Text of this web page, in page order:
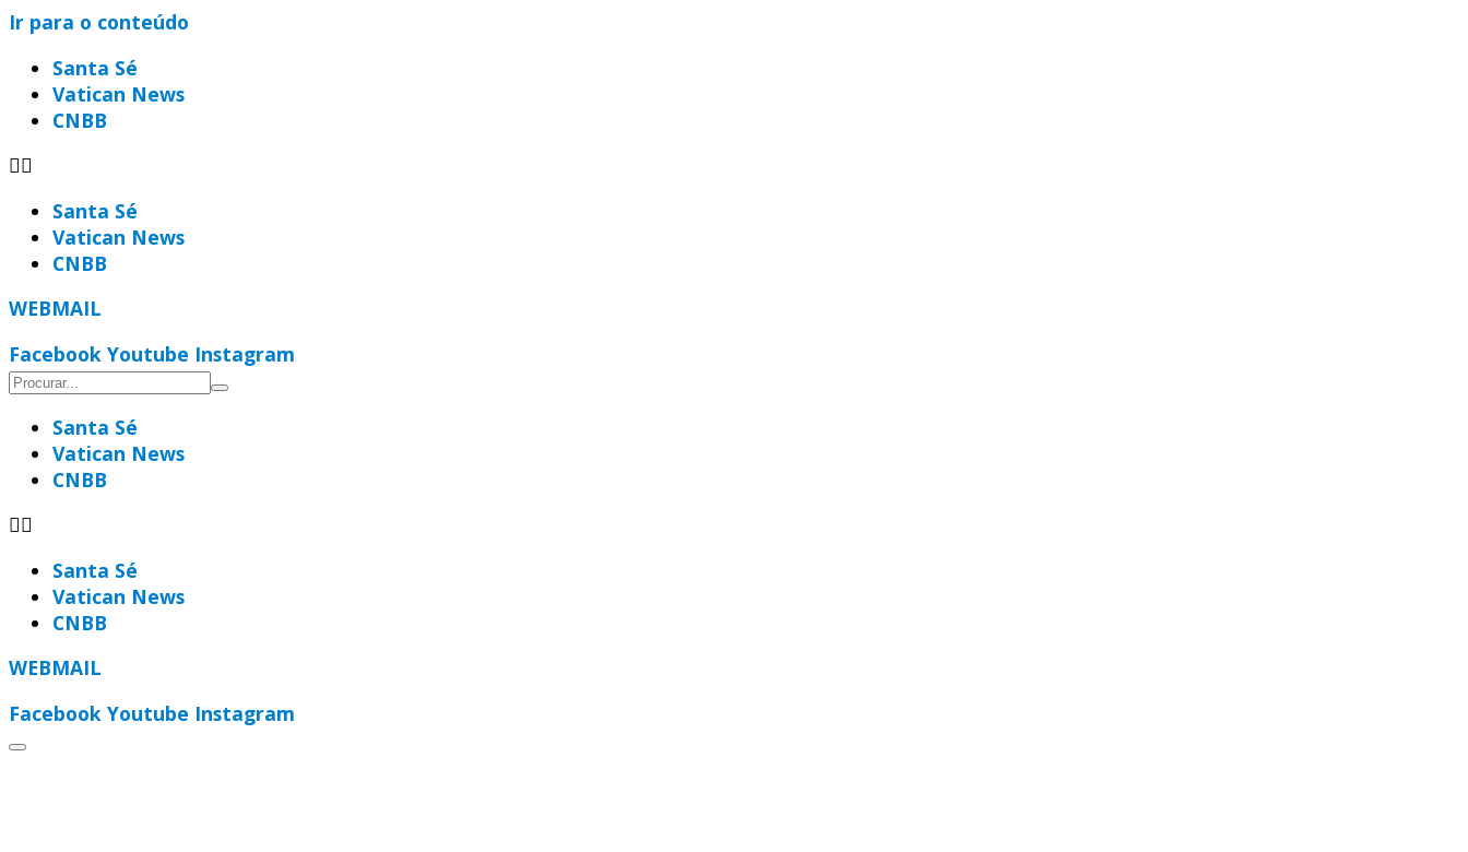
Ir para o conteúdo
Santa Sé
Vatican News
CNBB
Santa Sé
Vatican News
CNBB
WEBMAIL
Facebook Youtube Instagram
Santa Sé
Vatican News
CNBB
Santa Sé
Vatican News
CNBB
WEBMAIL
Facebook Youtube Instagram